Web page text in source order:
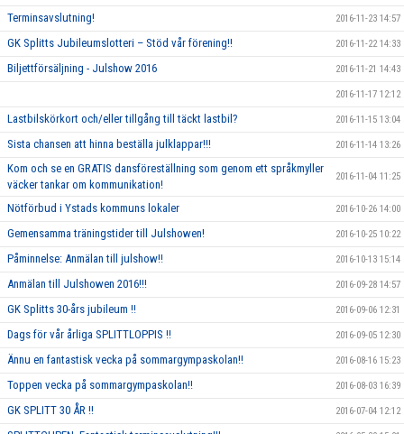
Terminsavslutning! 2016-11-23 14:57
GK Splitts Jubileumslotteri – Stöd vår förening!! 2016-11-22 14:33
Biljettförsäljning - Julshow 2016 2016-11-21 14:43
2016-11-17 12:12
Lastbilskörkort och/eller tillgång till täckt lastbil? 2016-11-15 13:04
Sista chansen att hinna beställa julklappar!!! 2016-11-14 13:26
Kom och se en GRATIS dansföreställning som genom ett språkmyller
väcker tankar om kommunikation!
2016-11-04 11:25
Nötförbud i Ystads kommuns lokaler 2016-10-26 14:00
Gemensamma träningstider till Julshowen! 2016-10-25 10:22
Påminnelse: Anmälan till julshow!! 2016-10-13 15:14
Anmälan till Julshowen 2016!!! 2016-09-28 14:57
GK Splitts 30-års jubileum !! 2016-09-06 12:31
Dags för vår årliga SPLITTLOPPIS !! 2016-09-05 12:30
Ännu en fantastisk vecka på sommargympaskolan!! 2016-08-16 15:23
Toppen vecka på sommargympaskolan!! 2016-08-03 16:39
GK SPLITT 30 ÅR !! 2016-07-04 12:12